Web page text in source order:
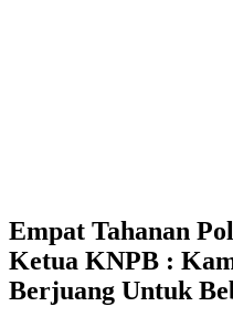
Empat Tahanan
Ketua KNPB :
Berjuang Untuk